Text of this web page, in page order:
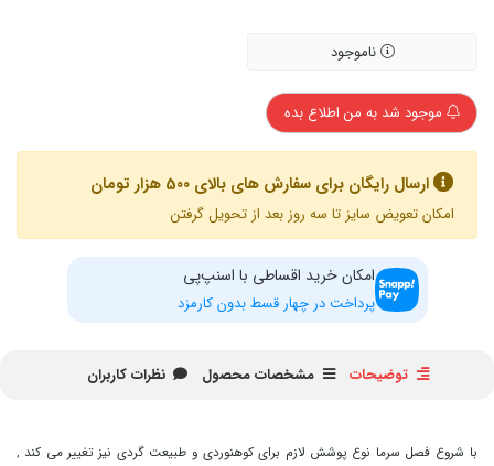
ناموجود
موجود شد به من اطلاع بده
ارسال رایگان برای سفارش های بالای 500 هزار تومان
امکان تعویض سایز تا سه روز بعد از تحویل گرفتن
امکان خرید اقساطی با اسنپ‌پی
پرداخت در چهار قسط بدون کارمزد
توضیحات مشخصات محصول نظرات کاربران
با شروع فصل سرما نوع پوشش لازم برای کوهنوردی و طبیعت گردی نیز تغییر می کند ,